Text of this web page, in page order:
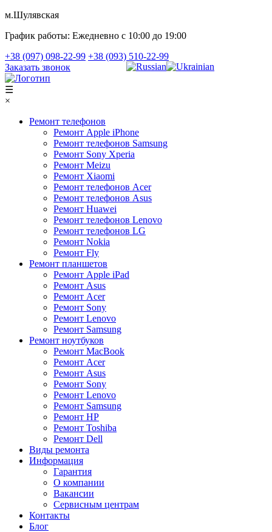
м.Шулявская
График работы: Ежедневно с 10:00 до 19:00
+38 (097) 098-22-99 +38 (093) 510-22-99
Заказать звонок
☰
×
Ремонт телефонов
Ремонт Apple iPhone
Ремонт телефонов Samsung
Ремонт Sony Xperia
Ремонт Meizu
Ремонт Xiaomi
Ремонт телефонов Acer
Ремонт телефонов Asus
Ремонт Huawei
Ремонт телефонов Lenovo
Ремонт телефонов LG
Ремонт Nokia
Ремонт Fly
Ремонт планшетов
Ремонт Apple iPad
Ремонт Asus
Ремонт Acer
Ремонт Sony
Ремонт Lenovo
Ремонт Samsung
Ремонт ноутбуков
Ремонт MacBook
Ремонт Acer
Ремонт Asus
Ремонт Sony
Ремонт Lenovo
Ремонт Samsung
Ремонт HP
Ремонт Toshiba
Ремонт Dell
Виды ремонта
Информация
Гарантия
О компании
Вакансии
Сервисным центрам
Контакты
Блог